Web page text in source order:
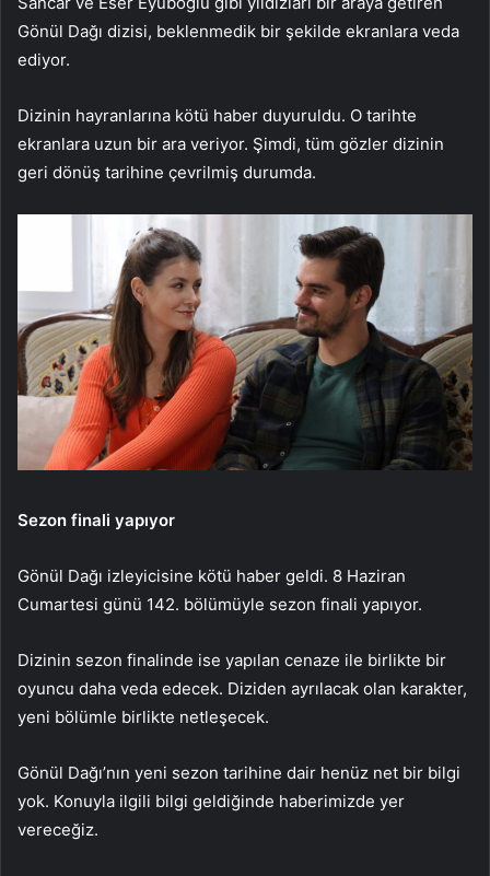
Gönül Dağı dizisi, beklenmedik bir şekilde ekranlara veda
ediyor.
Dizinin hayranlarına kötü haber duyuruldu. O tarihte
ekranlara uzun bir ara veriyor. Şimdi, tüm gözler dizinin
geri dönüş tarihine çevrilmiş durumda.
Sezon finali yapıyor
Gönül Dağı izleyicisine kötü haber geldi. 8 Haziran
Cumartesi günü 142. bölümüyle sezon finali yapıyor.
Dizinin sezon finalinde ise yapılan cenaze ile birlikte bir
oyuncu daha veda edecek. Diziden ayrılacak olan karakter,
yeni bölümle birlikte netleşecek.
Gönül Dağı’nın yeni sezon tarihine dair henüz net bir bilgi
yok. Konuyla ilgili bilgi geldiğinde haberimizde yer
vereceğiz.